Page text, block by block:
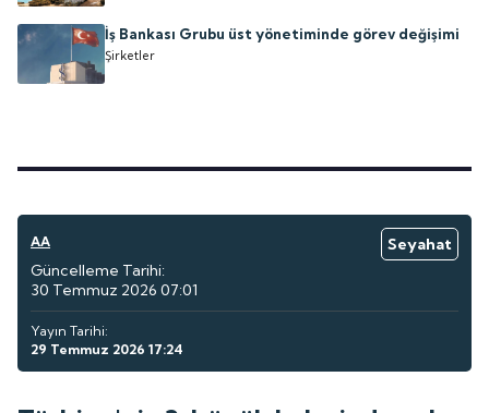
İş Bankası Grubu üst yönetiminde görev değişimi
Şirketler
AA
Seyahat
Güncelleme Tarihi:
30 Temmuz 2026 07:01
Yayın Tarihi:
29 Temmuz 2026 17:24